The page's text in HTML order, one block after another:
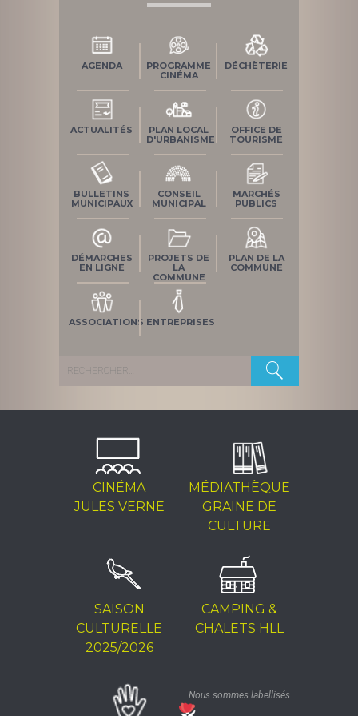
AGENDA
PROGRAMME
CINÉMA
DÉCHÈTERIE
ACTUALITÉS
PLAN LOCAL
D'URBANISME
OFFICE DE
TOURISME
BULLETINS
MUNICIPAUX
CONSEIL
MUNICIPAL
MARCHÉS
PUBLICS
DÉMARCHES
EN LIGNE
PROJETS DE
LA
COMMUNE
PLAN DE LA
COMMUNE
ASSOCIATIONS ENTREPRISES
Rechercher :
CINÉMA
JULES VERNE
MÉDIATHÈQUE
GRAINE DE
CULTURE
SAISON
CULTURELLE
2025/2026
CAMPING &
CHALETS HLL
Nous sommes labellisés